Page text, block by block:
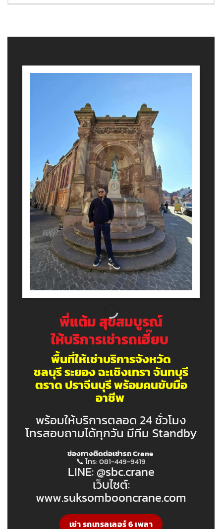
พี่แต้ม สุขสมบูรณ์
ให้บริการเช่ารถเฮี๊ยบ
พื้นที่ให้เช่าบริการจังหวัด
ชลบุรี ระยอง ฉะเชิงเทรา จันทบุรี
ตราด ปราจีนบุรี พร้อมคนขับมือ
อาชีพ
พร้อมให้บริการตลอด 24 ชั่วโมง
โทรสอบถามได้ทุกวัน มีทีม Standby
ช่องทางติดต่อเช่ารถ Crane
📞 โทร: 081-449-9419
LINE: @sbc.crane
เว็บไซต์:
www.suksombooncrane.com
เช่า รถเทรลเลอร์ 6 เพลา